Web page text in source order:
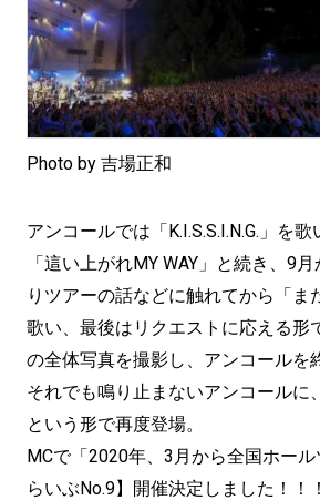
Photo by 吉場正和
アンコールでは「K.I.S.S.I.N.G.」を歌
「這い上がれMY WAY」と続き、9
りツアーの話などに触れてから「ま
歌い、最後はリクエストに応える形
の全体写真を撮影し、アンコールを
それでも鳴り止まないアンコールに
という形で再度登場。
MCで「2020年、3月から全国ホー
らいぶNo.9】開催決定しました！！